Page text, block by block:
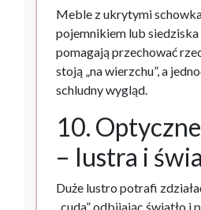
Meble z ukrytymi
pojemnikiem lub siedziska
pomagają przechować
stoją „na wierzchu”, a
schludny wygląd.
10.
– lustra i
Duże lustro potrafi
„cuda” odbijając światło i